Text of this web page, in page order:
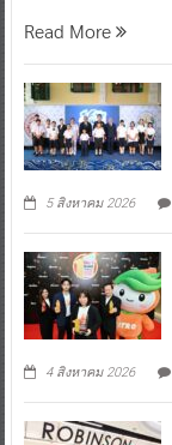
Read More
5 สิงหาคม 2026
4 สิงหาคม 2026